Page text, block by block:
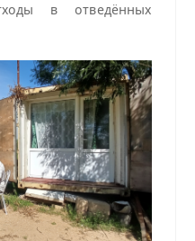
в отведённых